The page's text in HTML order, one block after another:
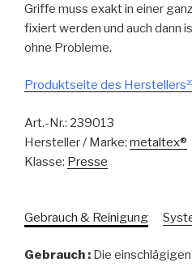
Griffe muss exakt in einer
fixiert werden und auch dann
ohne Probleme.
Produktseite des Herstellers
Art.-Nr.: 239013
Hersteller / Marke: metaltex®
Klasse: Presse
Gebrauch & Reinigung
Gebrauch : Die